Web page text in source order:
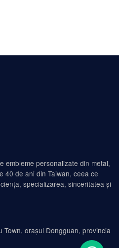
embleme personalizate din metal,
40 de ani din Taiwan, ceea ce
specializarea, sinceritatea și
Town, orașul Dongguan, provincia